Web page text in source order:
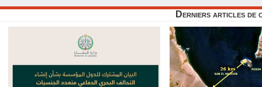
Derniers articles de